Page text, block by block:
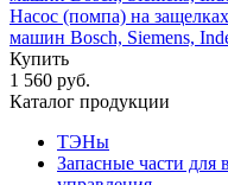
Насос (помпа) на
машин Bosch, Siemens,
Купить
1 560 руб.
Каталог продукции
ТЭНы
Запасные части для